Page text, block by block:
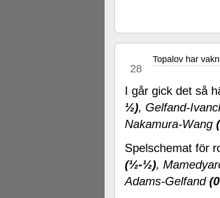
28
Topalov har
I går gick det så
½), Gelfand-
Nakamura-Wang
Spelschemat för
(½-½),
Adams-Gelfand